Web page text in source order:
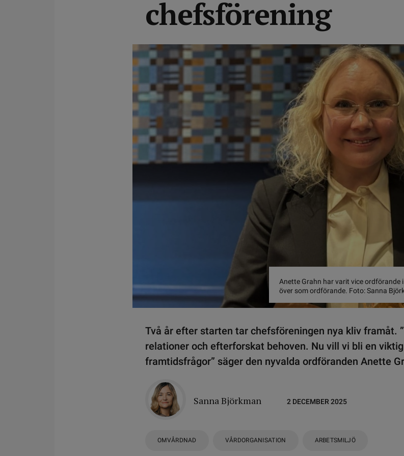
chefsförening
Anette Grahn har varit vice ordförande
över som ordförande. Foto: Sanna
Två år efter starten tar chefsföreningen nya kliv framåt.
relationer och efterforskat behoven. Nu vill vi bli en
framtidsfrågor” säger den nyvalda ordföranden Anette
Sanna Björkman 2 DECEMBER 2025
OMVÅRDNAD VÅRDORGANISATION ARBETSMILJÖ